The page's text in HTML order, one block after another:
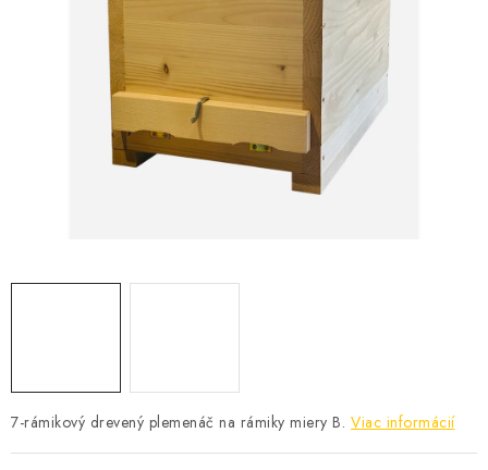
VÝROBKY Z VOSKU
DOPLNKY KU VČELÍM PRODUKTOM
MEDOVÉ CUKROVINKY
7-rámikový drevený plemenáč na rámiky miery B. Viac informácií